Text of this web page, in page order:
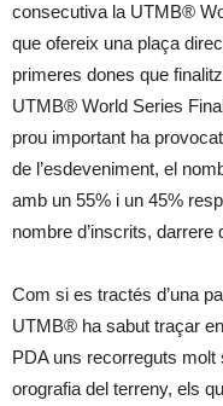
consecutiva la UTMB®
que ofereix una plaça
primeres dones que
UTMB® World Series
prou important ha
de l’esdeveniment, el
amb un 55% i un 45%
nombre d’inscrits, darrere
Com si es tractés d’una
UTMB® ha sabut traçar
PDA uns recorreguts
orografia del terreny, els